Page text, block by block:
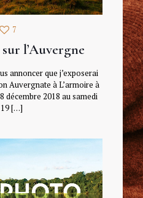
7
l’Auvergne
annoncer que j’exposerai
Auvergnate à L’armoire à
décembre 2018 au samedi
19[…]